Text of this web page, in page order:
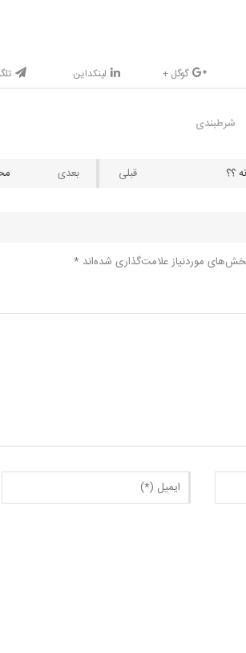
گوگل + لینکداین
شرطبندی
؟؟
موردنیاز علامت‌گذاری شده‌اند *